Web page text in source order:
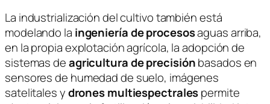
La industrialización del cultivo también está
modelando la ingeniería de procesosaguas arriba,
en la propia explotación agrícola, la adopción de
sistemas deagricultura de precisiónbasados en
sensores de humedad de suelo, imágenes
satelitales ydrones multiespectralespermite